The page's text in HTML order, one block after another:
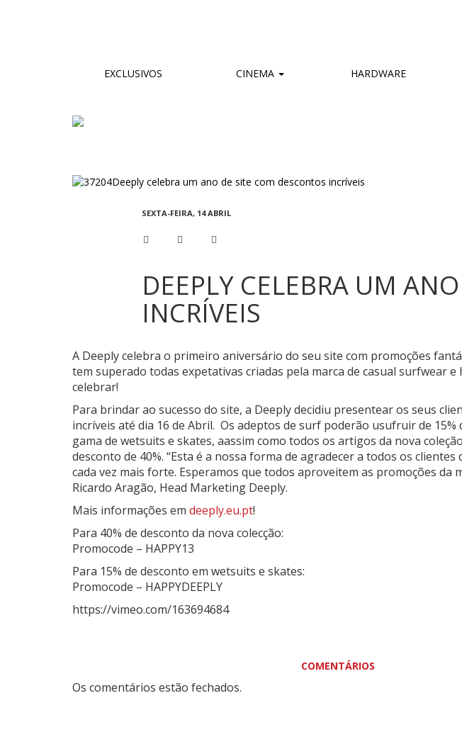
EXCLUSIVOS CINEMA HARDWARE
SEXTA-FEIRA, 14 ABRIL
DEEPLY CELEBRA UM
INCRÍVEIS
A Deeply celebra o primeiro aniversário do seu site com promoções
tem superado todas expetativas criadas pela marca de casual surfwear
celebrar!
Para brindar ao sucesso do site, a Deeply decidiu presentear os seus
incríveis até dia 16 de Abril. Os adeptos de surf poderão usufruir de 15%
gama de wetsuits e skates, aassim como todos os artigos da nova
desconto de 40%. “Esta é a nossa forma de agradecer a todos os
cada vez mais forte. Esperamos que todos aproveitem as promoções da
Ricardo Aragão, Head Marketing Deeply.
Mais informações em deeply.eu.pt!
Para 40% de desconto da nova colecção:
Promocode – HAPPY13
Para 15% de desconto em wetsuits e skates:
Promocode – HAPPYDEEPLY
https://vimeo.com/163694684
COMENTÁRIOS
Os comentários estão fechados.